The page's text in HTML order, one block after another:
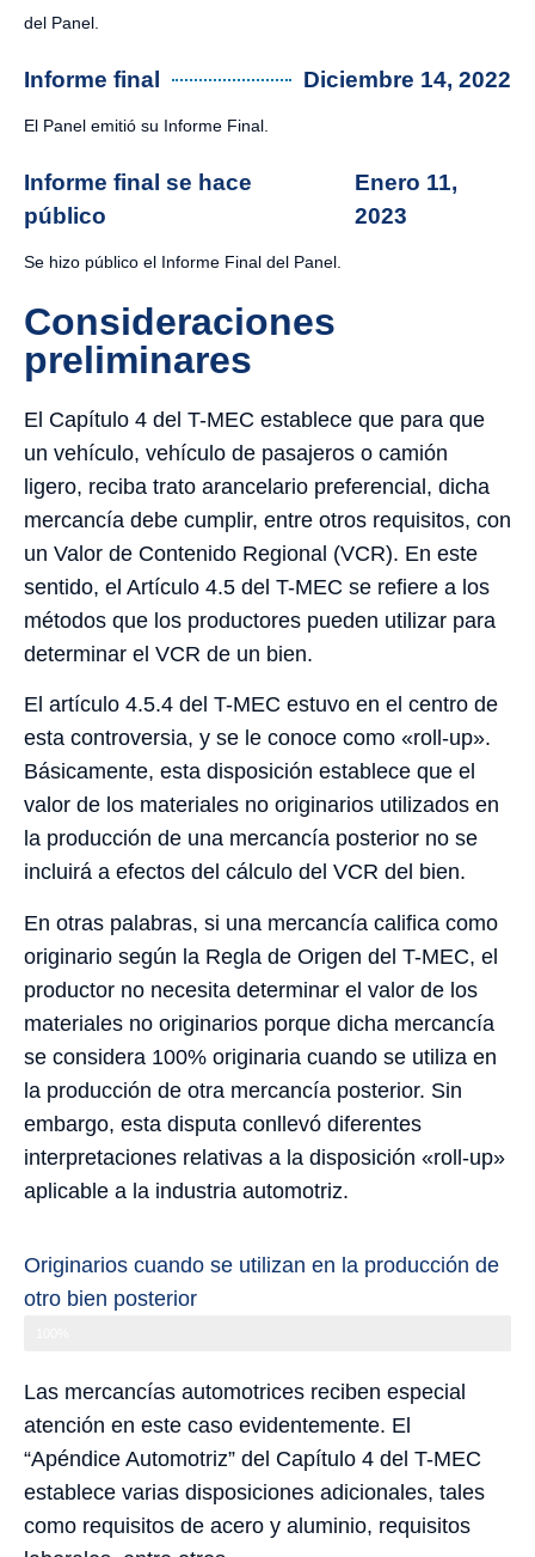
del Panel.
Informe final Diciembre 14, 2022
El Panel emitió su Informe Final.
Informe final se hace
público
Enero 11,
2023
Se hizo público el Informe Final del Panel.
Consideraciones
preliminares
El Capítulo 4 del T-MEC establece que para que
un vehículo, vehículo de pasajeros o camión
ligero, reciba trato arancelario preferencial, dicha
mercancía debe cumplir, entre otros requisitos, con
un Valor de Contenido Regional (VCR). En este
sentido, el Artículo 4.5 del T-MEC se refiere a los
métodos que los productores pueden utilizar para
determinar el VCR de un bien.
El artículo 4.5.4 del T-MEC estuvo en el centro de
esta controversia, y se le conoce como «roll-up».
Básicamente, esta disposición establece que el
valor de los materiales no originarios utilizados en
la producción de una mercancía posterior no se
incluirá a efectos del cálculo del VCR del bien.
En otras palabras, si una mercancía califica como
originario según la Regla de Origen del T-MEC, el
productor no necesita determinar el valor de los
materiales no originarios porque dicha mercancía
se considera 100% originaria cuando se utiliza en
la producción de otra mercancía posterior. Sin
embargo, esta disputa conllevó diferentes
interpretaciones relativas a la disposición «roll-up»
aplicable a la industria automotriz.
Originarios cuando se utilizan en la producción de
otro bien posterior
Las mercancías automotrices reciben especial
atención en este caso evidentemente. El
“Apéndice Automotriz” del Capítulo 4 del T-MEC
establece varias disposiciones adicionales, tales
como requisitos de acero y aluminio, requisitos